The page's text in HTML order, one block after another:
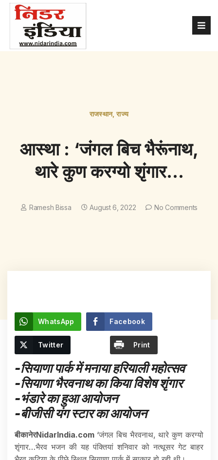
राजस्थान,राज्य
आस्था : ‘जंगल बिच भैरूंनाथ,
थारे कुण करग्यो शृंगार…
Ramesh Bissa August 6, 2022 No Comments
WhatsApp Facebook
Twitter Print
-सियाणा पार्क में मनाया हरियाली महोत्सव
-सियाणा भैरवनाथ का किया विशेष शृंगार
-भंडारे का हुआ आयोजन
-बीजीसी यंग स्टार का आयोजन
बीकानेरNidarIndia.com ‘जंगल बिच भैरवनाथ, थारे कुण करग्यो
शृंगार…भैरव भजन की यह पंक्तियां शनिवार को नत्थूसर गेट बाहर